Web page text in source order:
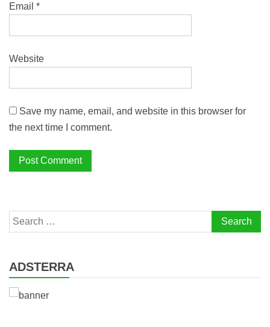
Email *
Website
Save my name, email, and website in this browser for
the next time I comment.
Search
for:
ADSTERRA